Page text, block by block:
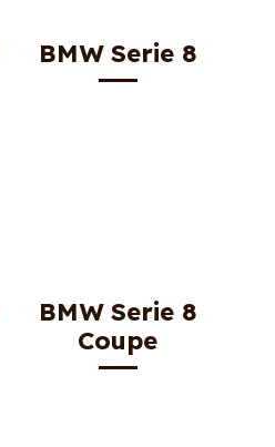
BMW Serie 8
BMW Serie 8
Coupe